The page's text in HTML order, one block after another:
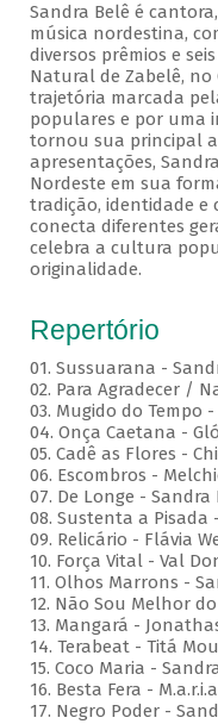
Sandra Belê é
música nordestina,
diversos prêmios e
Natural de Zabelê,
trajetória marcada
populares e por uma
tornou sua principal
apresentações,
Nordeste em sua
tradição, identidade e
conecta diferentes
celebra a cultura
originalidade.
Repertório
01. Sussuarana -
02. Para Agradecer /
03. Mugido do Tempo
04. Onça Caetana -
05. Cadê as Flores -
06. Escombros -
07. De Longe - Sandra
08. Sustenta a Pisada
09. Relicário - Flávia
10. Força Vital - Val
11. Olhos Marrons -
12. Não Sou Melhor
13. Mangará -
14. Terabeat - Titá
15. Coco Maria -
16. Besta Fera - M.a.r.i.a
17. Negro Poder -